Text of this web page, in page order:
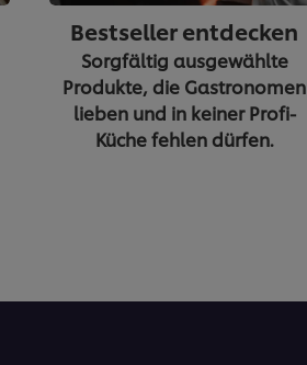
Bestseller entdecken
Sorgfältig ausgewählte
Produkte, die Gastronomen
lieben und in keiner Profi-
Küche fehlen dürfen.